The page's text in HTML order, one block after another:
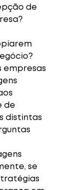
de
empresas
de
distintas
se